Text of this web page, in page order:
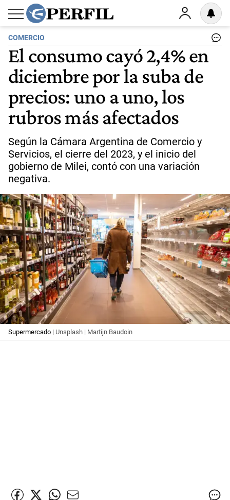
COMERCIO
El consumo cayó 2,4% en
diciembre por la suba de
precios: uno a uno, los
rubros más afectados
Según la Cámara Argentina de Comercio y
Servicios, el cierre del 2023, y el inicio del
gobierno de Milei, contó con una variación
negativa.
Supermercado | Unsplash | Martijn Baudoin